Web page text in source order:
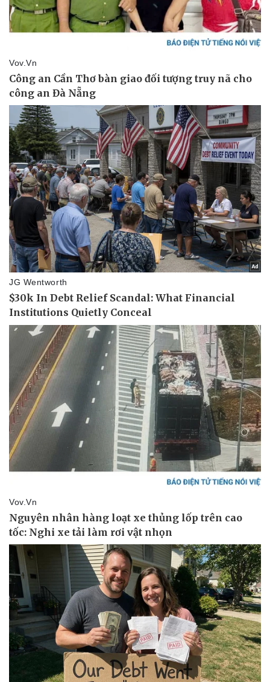
Thể thao
Bóng đá
Lịch thi đấu bóng đá
Thế giới thể thao
eSports
Hậu trường
Ô tô - Xe máy
Ô tô
Xe máy
Tư vấn